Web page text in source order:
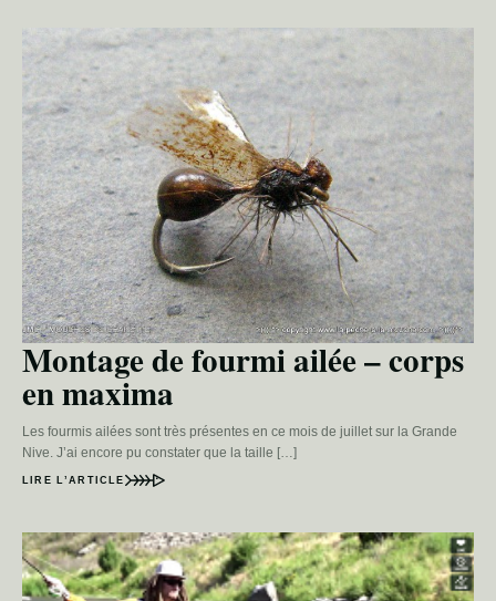
Montage de fourmi ailée – corps
en maxima
Les fourmis ailées sont très présentes en ce mois de juillet sur la Grande
Nive. J’ai encore pu constater que la taille […]
LIRE L’ARTICLE